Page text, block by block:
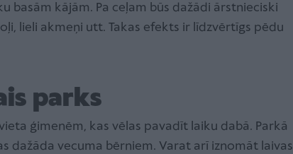
basām kājām. Pa ceļam būs dažādi ārstnieciski
lieli akmeņi utt. Takas efekts ir līdzvērtīgs pēdu
parks
ģimenēm, kas vēlas pavadīt laiku dabā. Parkā
dažāda vecuma bērniem. Varat arī iznomāt laivas